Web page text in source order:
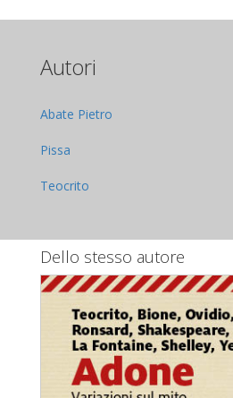
Autori
Abate Pietro
Pissa
Teocrito
Dello stesso autore